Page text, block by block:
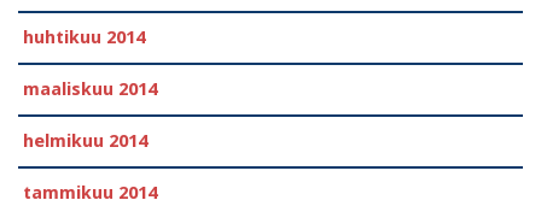
huhtikuu 2014
maaliskuu 2014
helmikuu 2014
tammikuu 2014